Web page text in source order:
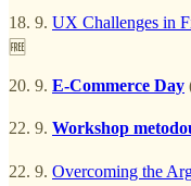
18. 9. UX Challenges in
🆓
20. 9. E-Commerce Day
22. 9. Workshop
22. 9. Overcoming the